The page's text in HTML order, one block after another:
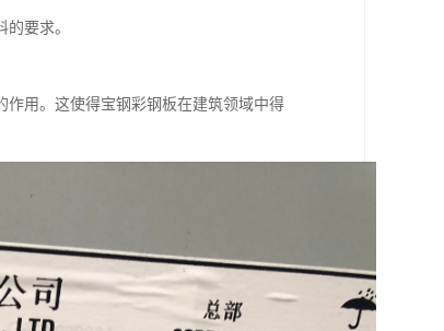
要求。